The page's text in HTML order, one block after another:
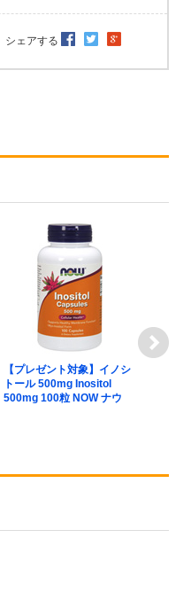
シェアする
【プレゼント対象】イノシ
トール 500mg Inositol
500mg 100粒 NOW ナウ